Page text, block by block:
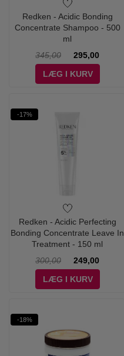
Redken - Acidic Bonding
Concentrate Shampoo - 500
ml
345,00
295,00
LÆG I KURV
-17%
Redken - Acidic Perfecting
Bonding Concentrate Leave In
Treatment - 150 ml
300,00
249,00
LÆG I KURV
-18%